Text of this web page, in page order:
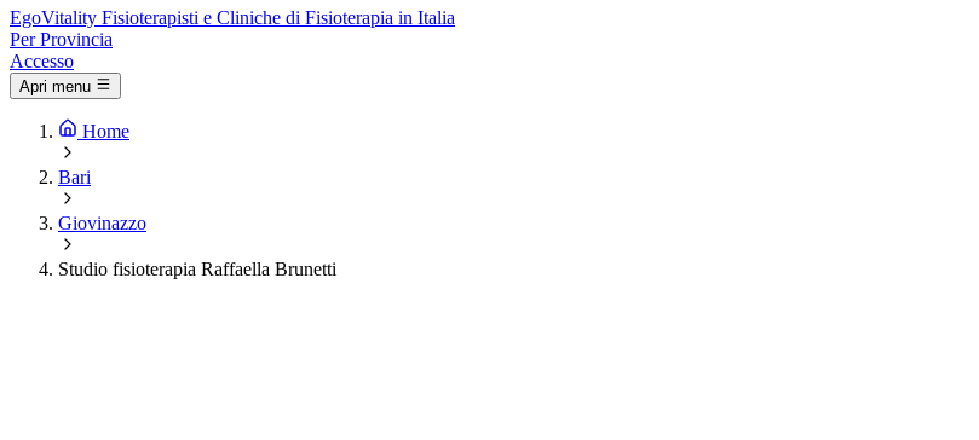
EgoVitality Fisioterapisti e Cliniche di Fisioterapia in Italia
Per Provincia
Accesso
Apri menu
Home
Bari
Giovinazzo
Studio fisioterapia Raffaella Brunetti